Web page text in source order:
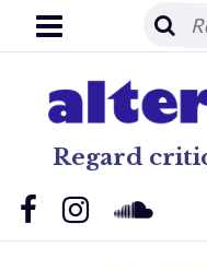
Regard